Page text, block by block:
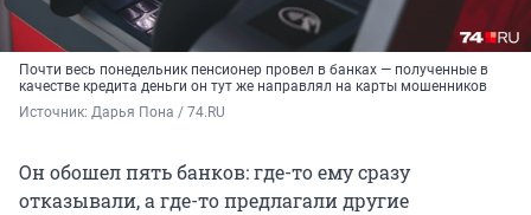
Почти весь понедельник пенсионер провел в банках — полученные в
качестве кредита деньги он тут же направлял на карты мошенников
Источник: Дарья Пона / 74.RU
Он обошел пять банков: где-то ему сразу
отказывали, а где-то предлагали другие